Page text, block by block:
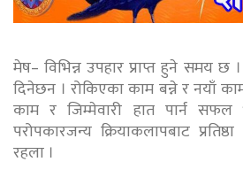
मेष– विभिन्न उपहार प्राप्त हुने समय छ
दिनेछन । रोकिएका काम बन्ने र नयाँ
काम र जिम्मेवारी हात पार्न
परोपकारजन्य क्रियाकलापबाट
रहला ।